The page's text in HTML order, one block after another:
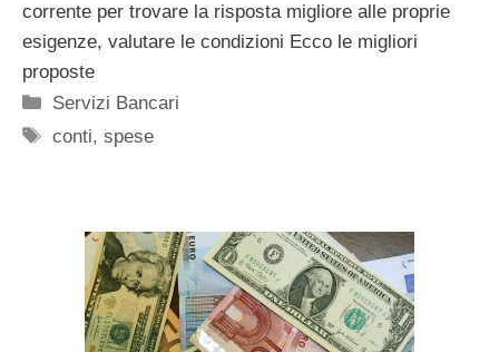
corrente per trovare la risposta migliore alle proprie
esigenze, valutare le condizioni Ecco le migliori
proposte
Categorie
Servizi Bancari
Tag
conti,spese